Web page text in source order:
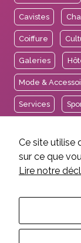
Cavistes
Coiffure
Galeries
Mode &
Services
Ce site utilise
sur ce que
Lire notre